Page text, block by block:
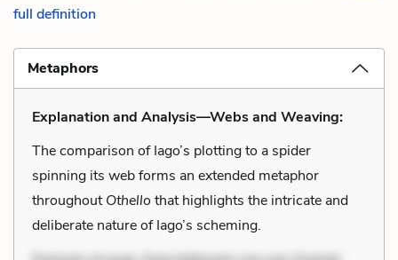
full definition
Metaphors
Explanation and Analysis—Webs and Weaving:
The comparison of Iago’s plotting to a spider
spinning its web forms an extended metaphor
throughoutOthellothat highlights the intricate and
deliberate nature of Iago’s scheming.